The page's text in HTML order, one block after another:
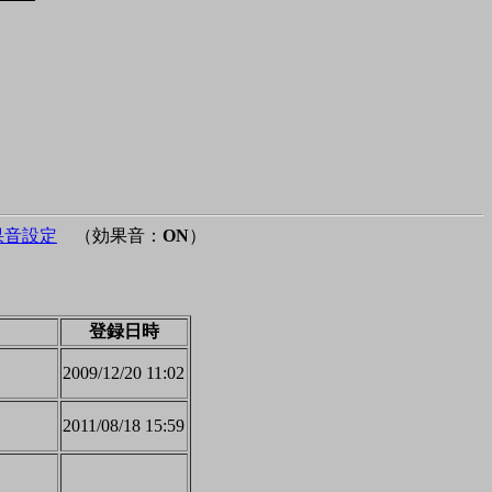
設定 （効果音： ON）
登録日時
2009/12/20 11:02
2011/08/18 15:59